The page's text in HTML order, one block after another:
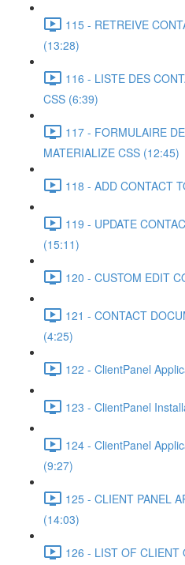
115 - RETREIVE
(13:28)
116 - LISTE DES
CSS (6:39)
117 - FORMULAIRE
MATERIALIZE CSS (12:45)
118 - ADD CONTACT
119 - UPDATE
(15:11)
120 - CUSTOM EDIT
121 - CONTACT
(4:25)
122 - ClientPanel
123 - ClientPanel
124 - ClientPanel
(9:27)
125 - CLIENT PANEL
(14:03)
126 - LIST OF CLIENT